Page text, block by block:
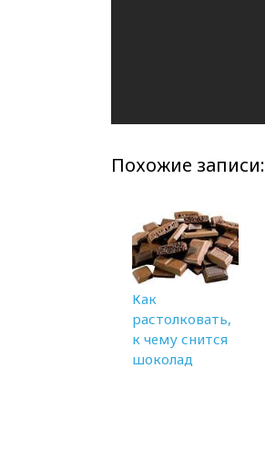
Похожие записи:
Как
растолковать,
к чему снится
шоколад